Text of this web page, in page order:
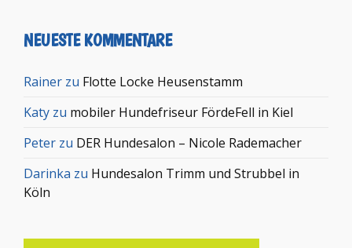
NEUESTE KOMMENTARE
Rainer zu Flotte Locke Heusenstamm
Katy zu mobiler Hundefriseur FördeFell in Kiel
Peter zu DER Hundesalon – Nicole Rademacher
Darinka zu Hundesalon Trimm und Strubbel in
Köln